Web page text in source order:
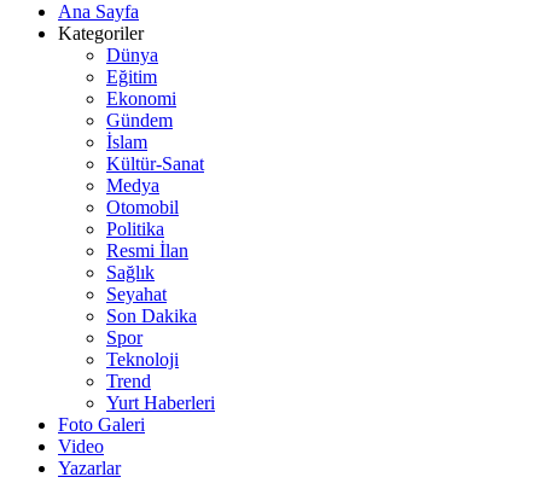
Ana Sayfa
Kategoriler
Dünya
Eğitim
Ekonomi
Gündem
İslam
Kültür-Sanat
Medya
Otomobil
Politika
Resmi İlan
Sağlık
Seyahat
Son Dakika
Spor
Teknoloji
Trend
Yurt Haberleri
Foto Galeri
Video
Yazarlar